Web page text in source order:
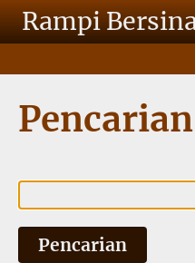
Lompat ke isi utama
Rampi
Pencarian